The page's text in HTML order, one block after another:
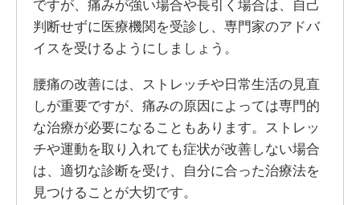
ですが、痛みが強い場合や長引く場合は、自己
判断せずに医療機関を受診し、専門家のアドバ
イスを受けるようにしましょう。
腰痛の改善には、ストレッチや日常生活の見直
しが重要ですが、痛みの原因によっては専門的
な治療が必要になることもあります。ストレッ
チや運動を取り入れても症状が改善しない場合
は、適切な診断を受け、自分に合った治療法を
見つけることが大切です。